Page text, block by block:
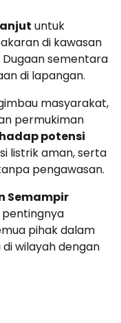
untuk
di kawasan
Dugaan sementara
di lapangan.
masyarakat,
permukiman
potensi
listrik aman, serta
pengawasan.
Semampir
pihak dalam
wilayah dengan